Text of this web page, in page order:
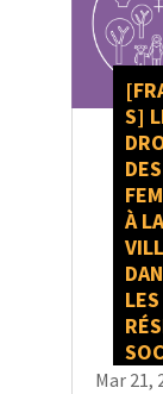
S]
DES
À LA
LES
Mar 21,